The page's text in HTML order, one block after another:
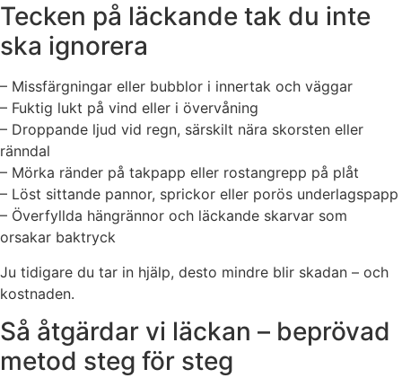
Tecken på läckande tak du inte
ska ignorera
– Missfärgningar eller bubblor i innertak och väggar
– Fuktig lukt på vind eller i övervåning
– Droppande ljud vid regn, särskilt nära skorsten eller
ränndal
– Mörka ränder på takpapp eller rostangrepp på plåt
– Löst sittande pannor, sprickor eller porös underlagspapp
– Överfyllda hängrännor och läckande skarvar som
orsakar baktryck
Ju tidigare du tar in hjälp, desto mindre blir skadan – och
kostnaden.
Så åtgärdar vi läckan – beprövad
metod steg för steg